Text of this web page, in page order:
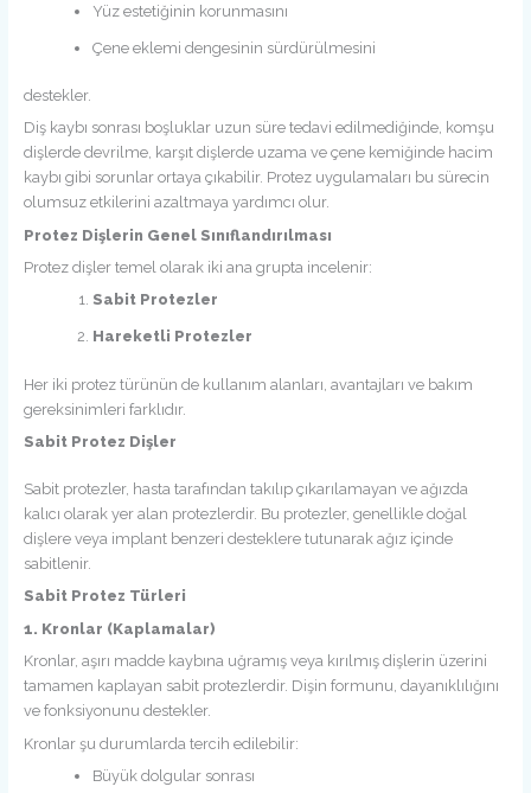
Yüz estetiğinin korunmasını
Çene eklemi dengesinin sürdürülmesini
destekler.
Diş kaybı sonrası boşluklar uzun süre tedavi edilmediğinde, komşu
dişlerde devrilme, karşıt dişlerde uzama ve çene kemiğinde hacim
kaybı gibi sorunlar ortaya çıkabilir. Protez uygulamaları bu sürecin
olumsuz etkilerini azaltmaya yardımcı olur.
Protez Dişlerin Genel Sınıflandırılması
Protez dişler temel olarak iki ana grupta incelenir:
Sabit Protezler
Hareketli Protezler
Her iki protez türünün de kullanım alanları, avantajları ve bakım
gereksinimleri farklıdır.
Sabit Protez Dişler
Sabit protezler, hasta tarafından takılıp çıkarılamayan ve ağızda
kalıcı olarak yer alan protezlerdir. Bu protezler, genellikle doğal
dişlere veya implant benzeri desteklere tutunarak ağız içinde
sabitlenir.
Sabit Protez Türleri
1. Kronlar (Kaplamalar)
Kronlar, aşırı madde kaybına uğramış veya kırılmış dişlerin üzerini
tamamen kaplayan sabit protezlerdir. Dişin formunu, dayanıklılığını
ve fonksiyonunu destekler.
Kronlar şu durumlarda tercih edilebilir:
Büyük dolgular sonrası